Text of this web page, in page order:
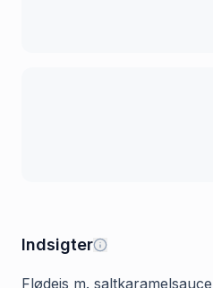
Indsigter
Flødeis m.